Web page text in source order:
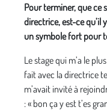
Pour terminer, que ce
directrice, est-ce qu’il
un symbole fort pour
Le stage qui m’a le
fait avec la directrice
m’avait invité à
: « bon ça y est t’es